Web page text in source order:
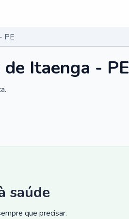
PE
Itaenga - PE
saúde
que precisar.